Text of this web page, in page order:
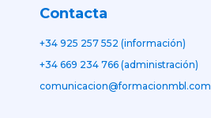
Contacta
+34 925 257 552 (información)
+34 669 234 766 (administración)
comunicacion@formacionmbl.com